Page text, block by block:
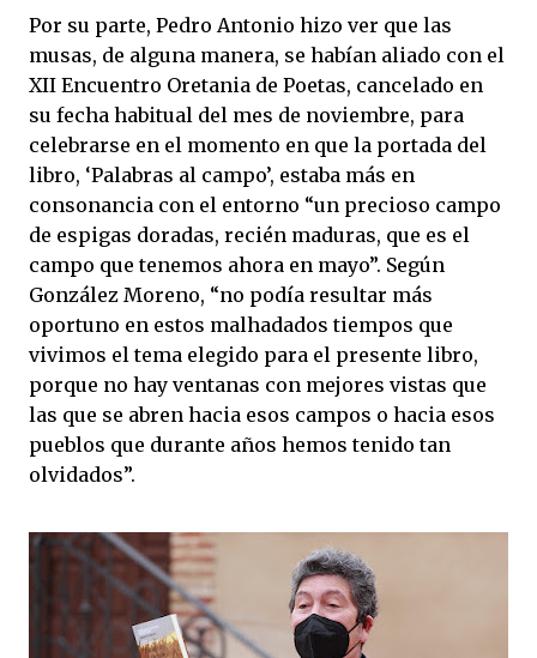
Por su parte, Pedro Antonio hizo ver que las
musas, de alguna manera, se habían aliado con el
XII Encuentro Oretania de Poetas, cancelado en
su fecha habitual del mes de noviembre, para
celebrarse en el momento en que la portada del
libro, ‘Palabras al campo’, estaba más en
consonancia con el entorno “un precioso campo
de espigas doradas, recién maduras, que es el
campo que tenemos ahora en mayo”. Según
González Moreno, “no podía resultar más
oportuno en estos malhadados tiempos que
vivimos el tema elegido para el presente libro,
porque no hay ventanas con mejores vistas que
las que se abren hacia esos campos o hacia esos
pueblos que durante años hemos tenido tan
olvidados”.